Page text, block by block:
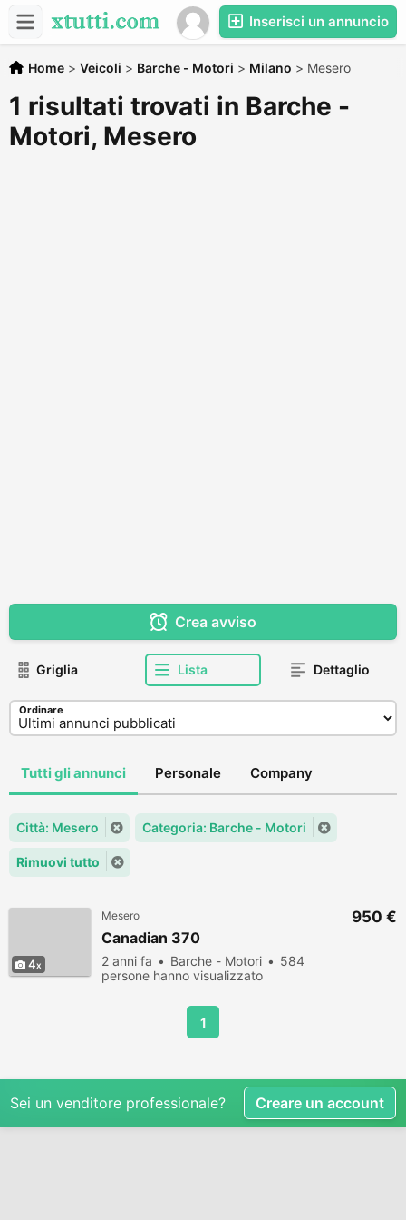
Inserisci un annuncio
Home > Veicoli > Barche - Motori > Milano > Mesero
1 risultati trovati in Barche -
Motori, Mesero
Crea avviso
Griglia Lista Dettaglio
Ordinare
Tutti gli annunci Personale Company
Città: Mesero Categoria: Barche - Motori
Rimuovi tutto
4
Mesero
Canadian 370
2 anni fa Barche - Motori
584
persone hanno visualizzato
950 €
1
Sei un venditore professionale? Creare un account